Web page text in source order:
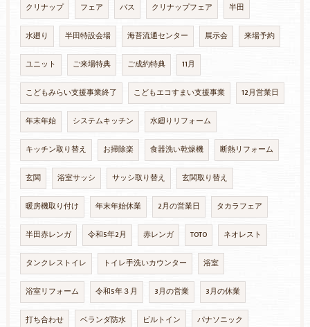
クリナップ フェア バス クリナップフェア 半田
水廻り 半田特設会場 海苔流通センター 展示会 来場予約
ユニット ご来場特典 ご成約特典 11月
こどもみらい支援事業終了 こどもエコすまい支援事業 12月営業日
年末年始 システムキッチン 水廻りリフォーム
キッチン取り替え お掃除楽 食器洗い乾燥機 断熱リフォーム
玄関 浴室サッシ サッシ取り替え 玄関取り替え
暖房機取り付け 年末年始休業 2月の営業日 タカラフェア
半田赤レンガ 令和5年2月 赤レンガ TOTO ネオレスト
タンクレストイレ トイレ手洗いカウンター 浴室
浴室リフォーム 令和5年３月 3月の営業 3月の休業
打ち合わせ ベランダ防水 ビルトイン パナソニック